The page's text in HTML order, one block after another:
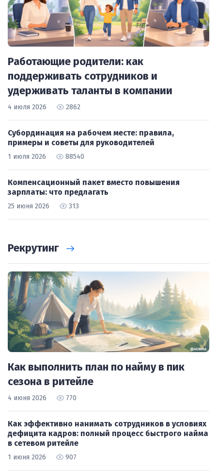
Работающие родители: как
поддерживать сотрудников и
удерживать таланты в компании
4 июля 2026 2862
Субординация на рабочем месте: правила,
примеры и советы для руководителей
1 июля 2026 88540
Компенсационный пакет вместо повышения
зарплаты: что предлагать
25 июня 2026 313
Рекрутинг
Как выполнить план по найму в пик
сезона в ритейле
4 июня 2026 770
Как эффективно нанимать сотрудников в условиях
дефицита кадров: полный процесс быстрого найма
в сетевом ритейле
1 июня 2026 907